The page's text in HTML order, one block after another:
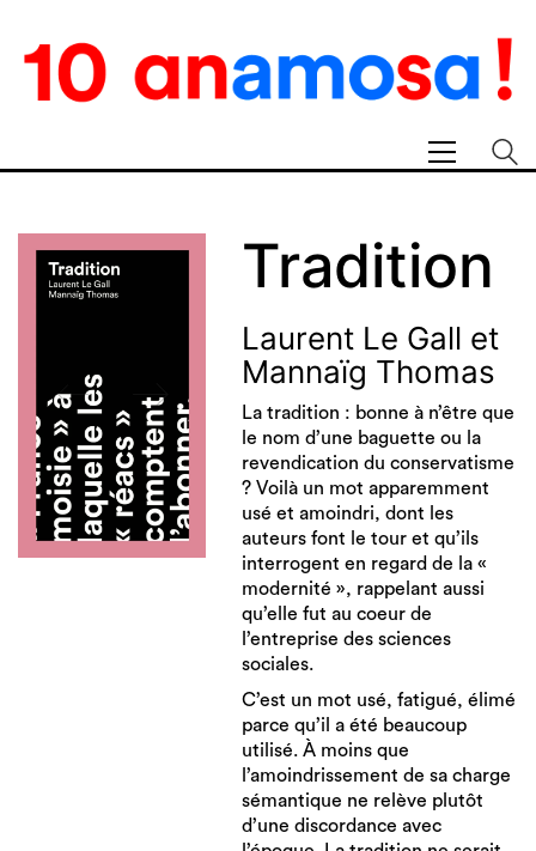
Tradition
Laurent Le Gall et
Mannaïg Thomas
La tradition : bonne à n’être que
le nom d’une baguette ou la
revendication du conservatisme
? Voilà un mot apparemment
usé et amoindri, dont les
auteurs font le tour et qu’ils
interrogent en regard de la «
modernité », rappelant aussi
qu’elle fut au coeur de
l’entreprise des sciences
sociales.
C’est un mot usé, fatigué, élimé
parce qu’il a été beaucoup
utilisé. À moins que
l’amoindrissement de sa charge
sémantique ne relève plutôt
d’une discordance avec